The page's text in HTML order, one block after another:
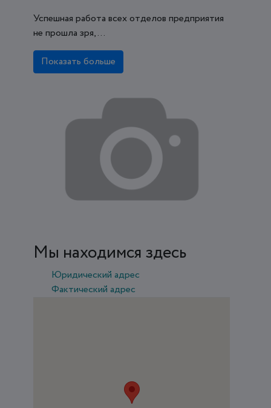
Успешная работа всех отделов предприятия
не прошла зря, ...
Показать больше
Мы находимся здесь
Юридический адрес
Фактический адрес